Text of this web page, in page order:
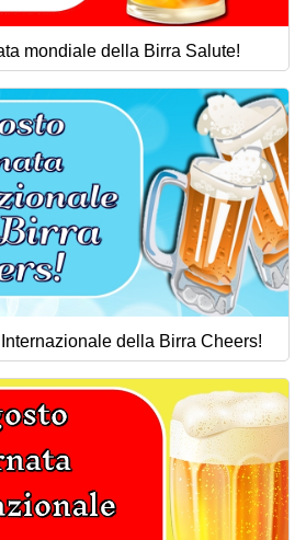
mondiale della Birra Salute!
della Birra Cheers!